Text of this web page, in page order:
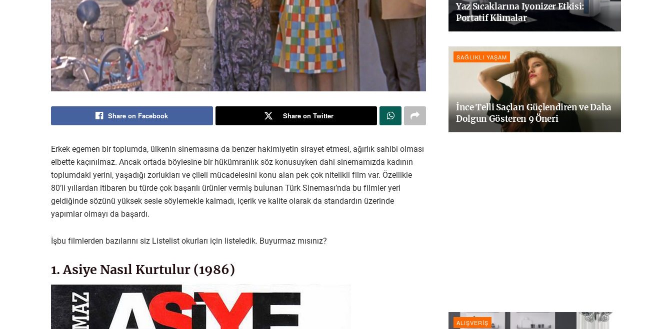
Share on Facebook Share on Twitter
Erkek egemen bir toplumda, ülkenin sinemasına da benzer hakimiyetin sirayet etmesi, ağırlık sahibi olması
elbette kaçınılmaz. Ancak ortada böylesine bir hükümranlık söz konusuyken dahi sinemamızda kadının
toplumdaki yerini, yaşadığı zorlukları ve çileli mücadelesini konu alan pek çok nitelikli film var. Özellikle
80’li yıllardan itibaren bu türde çok başarılı ürünler vermiş bulunan Türk Sineması’nda bu filmler yeri
geldiğinde sözünü yüksek sesle söylemekle kalmadı, içerik ve kalite olarak da standardın üzerinde
yapımlar olmayı da başardı.
İşbu filmlerden bazılarını siz Listelist okurları için listeledik. Buyurmaz mısınız?
1. Asiye Nasıl Kurtulur (1986)
Yaz Sıcaklarına Iyonizer Etkisi:
Portatif Klimalar
SAĞLIKLI YAŞAM
İnce Telli Saçları Güçlendiren ve Daha
Dolgun Gösteren 9 Öneri
ALIŞVERIŞ